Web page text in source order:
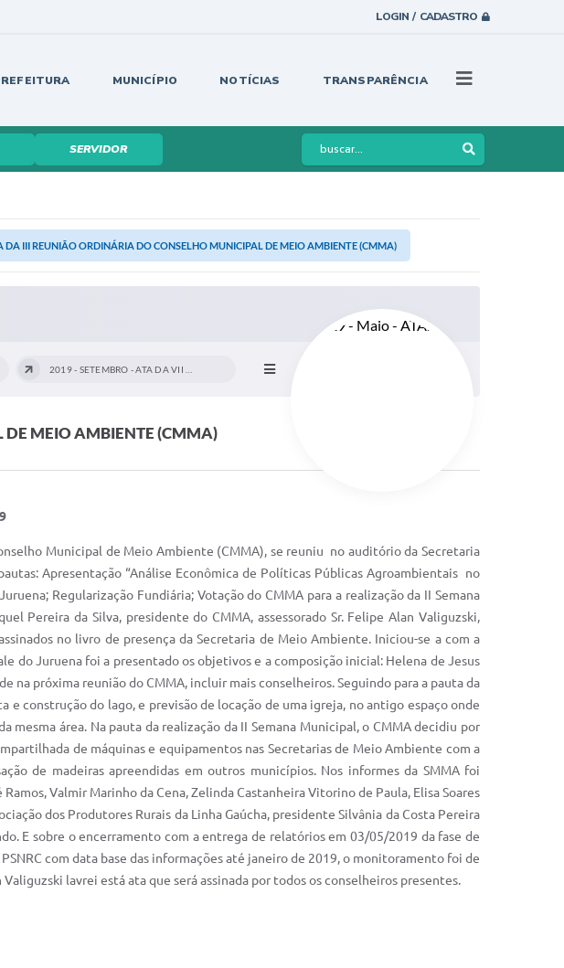
LOGIN / CADASTRO
MUNICÍPIO NOTÍCIAS TRANSPARÊNCIA
SERVIDOR
DA III REUNIÃO ORDINÁRIA DO CONSELHO MUNICIPAL DE MEIO AMBIENTE (CMMA)
MEIO AMBIENTE (CMMA)
Municipal de Meio Ambiente (CMMA), se reuniu no auditório da Secretaria
Apresentação “Análise Econômica de Políticas Públicas Agroambientais no
Regularização Fundiária; Votação do CMMA para a realização da II Semana
Pereira da Silva, presidente do CMMA, assessorado Sr. Felipe Alan Valiguzski,
no livro de presença da Secretaria de Meio Ambiente. Iniciou-se a com a
do Juruena foi a presentado os objetivos e a composição inicial: Helena de Jesus
na próxima reunião do CMMA, incluir mais conselheiros. Seguindo para a pauta da
e construção do lago, e previsão de locação de uma igreja, no antigo espaço onde
área. Na pauta da realização da II Semana Municipal, o CMMA decidiu por
de máquinas e equipamentos nas Secretarias de Meio Ambiente com a
de madeiras apreendidas em outros municípios. Nos informes da SMMA foi
Valmir Marinho da Cena, Zelinda Castanheira Vitorino de Paula, Elisa Soares
dos Produtores Rurais da Linha Gaúcha, presidente Silvânia da Costa Pereira
E sobre o encerramento com a entrega de relatórios em 03/05/2019 da fase de
com data base das informações até janeiro de 2019, o monitoramento foi de
lavrei está ata que será assinada por todos os conselheiros presentes.